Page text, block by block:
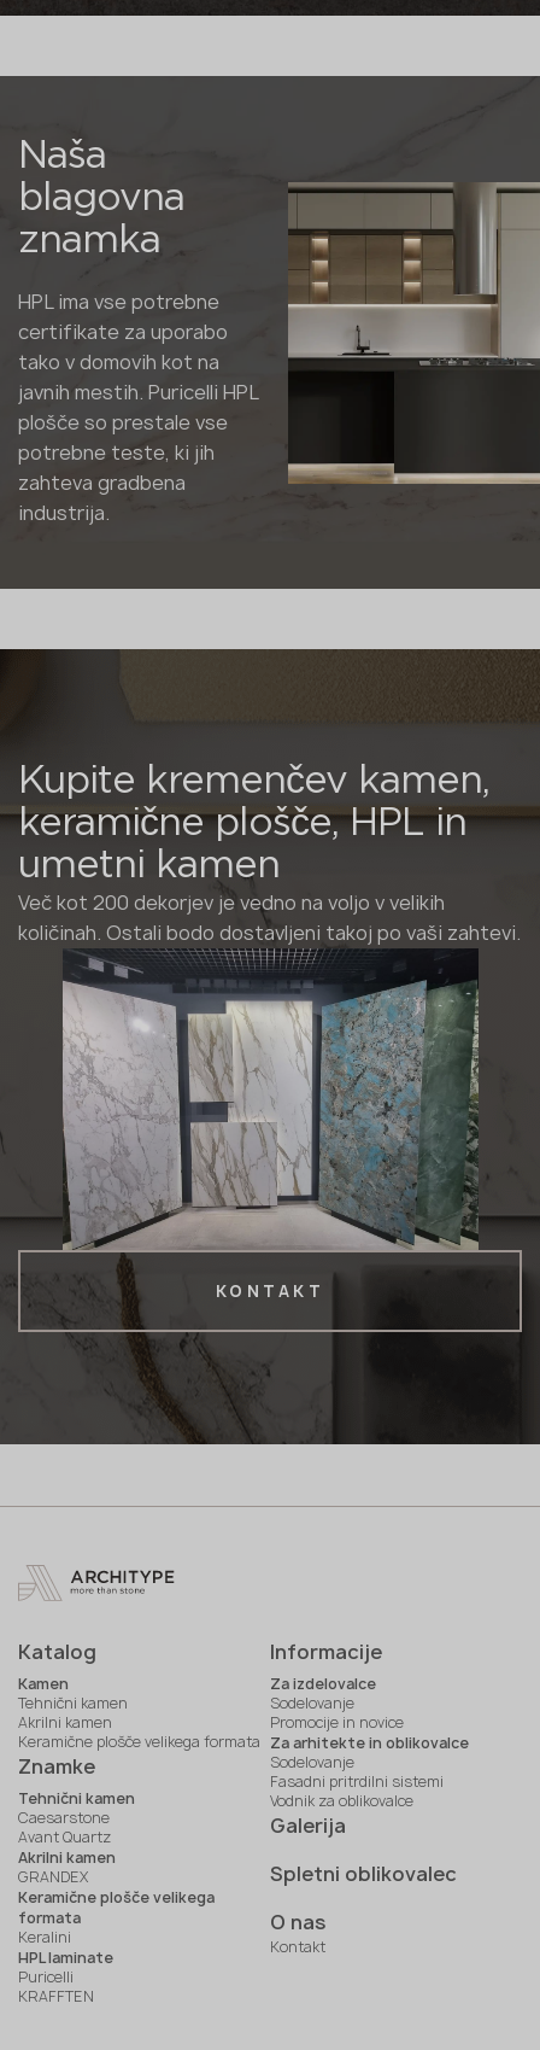
Naša
blagovna
znamka
HPL ima vse potrebne
certifikate za uporabo
tako v domovih kot na
javnih mestih. Puricelli HPL
plošče so prestale vse
potrebne teste, ki jih
zahteva gradbena
industrija.
Kupite kremenčev kamen,
keramične plošče, HPL in
umetni kamen
Več kot 200 dekorjev je vedno na voljo v velikih
količinah. Ostali bodo dostavljeni takoj po vaši zahtevi.
KONTAKT
Katalog
Kamen
Tehnični kamen
Akrilni kamen
Keramične plošče velikega formata
Znamke
Tehnični kamen
Caesarstone
Avant Quartz
Akrilni kamen
GRANDEX
Keramične plošče velikega
formata
Keralini
HPL laminate
Puricelli
KRAFFTEN
Informacije
Za izdelovalce
Sodelovanje
Promocije in novice
Za arhitekte in oblikovalce
Sodelovanje
Fasadni pritrdilni sistemi
Vodnik za oblikovalce
Galerija
Spletni oblikovalec
O nas
Kontakt